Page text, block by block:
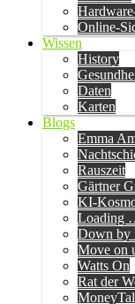
Online-
Wissen
History
Daten
Karten
Blogs
Emma
Rauszeit
Gärtner
KI-
Loading
Down by
Move on
Watts On
Rat der